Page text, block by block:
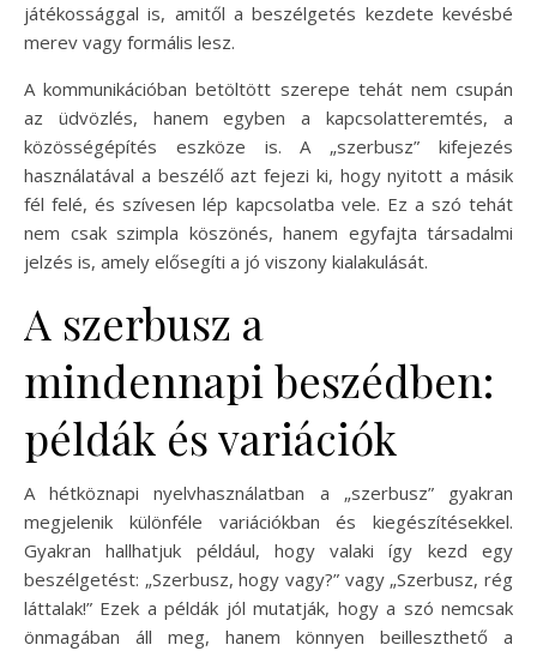
játékossággal is, amitől a beszélgetés kezdete kevésbé
merev vagy formális lesz.
A kommunikációban betöltött szerepe tehát nem csupán
az üdvözlés, hanem egyben a kapcsolatteremtés, a
közösségépítés eszköze is. A „szerbusz” kifejezés
használatával a beszélő azt fejezi ki, hogy nyitott a másik
fél felé, és szívesen lép kapcsolatba vele. Ez a szó tehát
nem csak szimpla köszönés, hanem egyfajta társadalmi
jelzés is, amely elősegíti a jó viszony kialakulását.
A szerbusz a
mindennapi beszédben:
példák és variációk
A hétköznapi nyelvhasználatban a „szerbusz” gyakran
megjelenik különféle variációkban és kiegészítésekkel.
Gyakran hallhatjuk például, hogy valaki így kezd egy
beszélgetést: „Szerbusz, hogy vagy?” vagy „Szerbusz, rég
láttalak!” Ezek a példák jól mutatják, hogy a szó nemcsak
önmagában áll meg, hanem könnyen beilleszthető a